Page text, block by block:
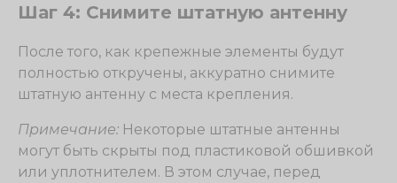
Шаг 4: Снимите штатную антенну
После того, как крепежные элементы будут
полностью откручены, аккуратно снимите
штатную антенну с места крепления.
Примечание: Некоторые штатные антенны
могут быть скрыты под пластиковой обшивкой
или уплотнителем. В этом случае, перед